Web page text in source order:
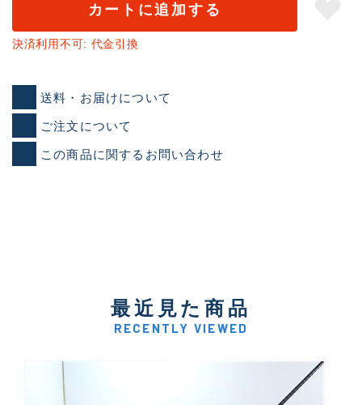
カートに追加する
決済利用不可: 代金引換
送料・お届けについて
ご注文について
この商品に関するお問い合わせ
最近見た商品
RECENTLY VIEWED